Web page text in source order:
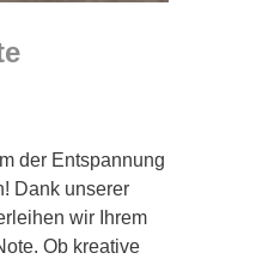
der Entspannung
Dank unserer
wir Ihrem
Ob kreative